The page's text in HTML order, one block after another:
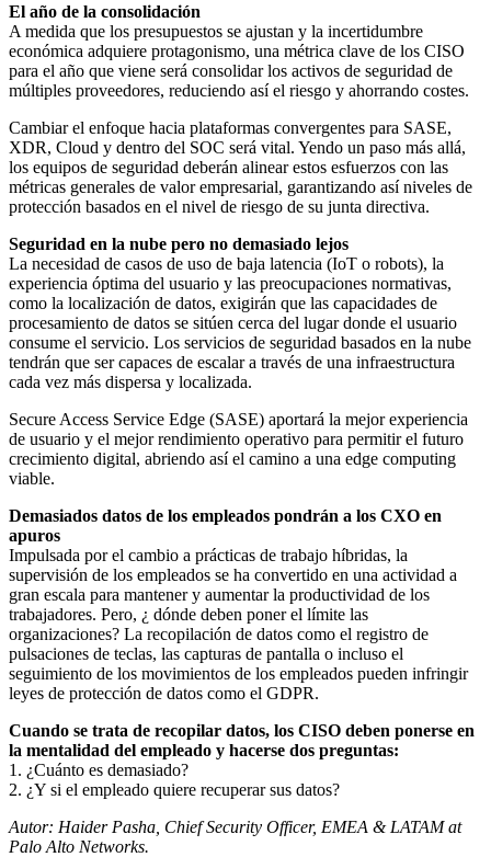
El año de la consolidación
A medida que los presupuestos se ajustan y la incertidumbre
económica adquiere protagonismo, una métrica clave de los CISO
para el año que viene será consolidar los activos de seguridad de
múltiples proveedores, reduciendo así el riesgo y ahorrando costes.
Cambiar el enfoque hacia plataformas convergentes para SASE,
XDR, Cloud y dentro del SOC será vital. Yendo un paso más allá,
los equipos de seguridad deberán alinear estos esfuerzos con las
métricas generales de valor empresarial, garantizando así niveles de
protección basados en el nivel de riesgo de su junta directiva.
Seguridad en la nube pero no demasiado lejos
La necesidad de casos de uso de baja latencia (IoT o robots), la
experiencia óptima del usuario y las preocupaciones normativas,
como la localización de datos, exigirán que las capacidades de
procesamiento de datos se sitúen cerca del lugar donde el usuario
consume el servicio. Los servicios de seguridad basados en la nube
tendrán que ser capaces de escalar a través de una infraestructura
cada vez más dispersa y localizada.
Secure Access Service Edge (SASE) aportará la mejor experiencia
de usuario y el mejor rendimiento operativo para permitir el futuro
crecimiento digital, abriendo así el camino a una edge computing
viable.
Demasiados datos de los empleados pondrán a los CXO en
apuros
Impulsada por el cambio a prácticas de trabajo híbridas, la
supervisión de los empleados se ha convertido en una actividad a
gran escala para mantener y aumentar la productividad de los
trabajadores. Pero, ¿ dónde deben poner el límite las
organizaciones? La recopilación de datos como el registro de
pulsaciones de teclas, las capturas de pantalla o incluso el
seguimiento de los movimientos de los empleados pueden infringir
leyes de protección de datos como el GDPR.
Cuando se trata de recopilar datos, los CISO deben ponerse en
la mentalidad del empleado y hacerse dos preguntas:
1. ¿Cuánto es demasiado?
2. ¿Y si el empleado quiere recuperar sus datos?
Autor: Haider Pasha, Chief Security Officer, EMEA & LATAM at
Palo Alto Networks.